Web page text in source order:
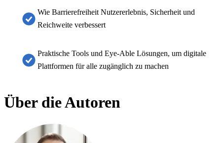
Wie Barrierefreiheit Nutzererlebnis, Sicherheit und
Reichweite verbessert
Praktische Tools und Eye-Able Lösungen, um digitale
Plattformen für alle zugänglich zu machen
Über die Autoren